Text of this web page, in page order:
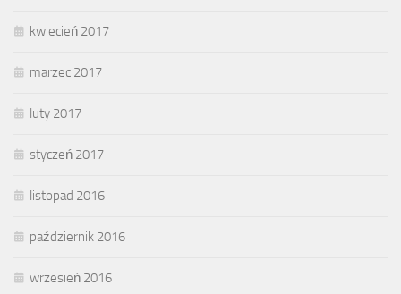
kwiecień 2017
marzec 2017
luty 2017
styczeń 2017
listopad 2016
październik 2016
wrzesień 2016